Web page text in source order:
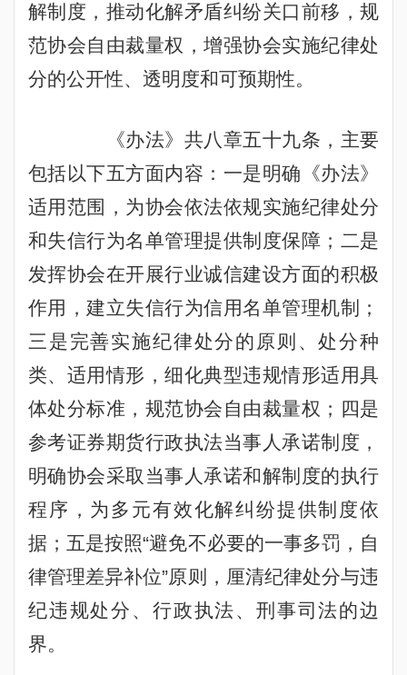
解制度，推动化解矛盾纠纷关口前移，规
范协会自由裁量权，增强协会实施纪律处
分的公开性、透明度和可预期性。
《办法》共八章五十九条，主要
包括以下五方面内容：一是明确《办法》
适用范围，为协会依法依规实施纪律处分
和失信行为名单管理提供制度保障；二是
发挥协会在开展行业诚信建设方面的积极
作用，建立失信行为信用名单管理机制；
三是完善实施纪律处分的原则、处分种
类、适用情形，细化典型违规情形适用具
体处分标准，规范协会自由裁量权；四是
参考证券期货行政执法当事人承诺制度，
明确协会采取当事人承诺和解制度的执行
程序，为多元有效化解纠纷提供制度依
据；五是按照“避免不必要的一事多罚，自
律管理差异补位”原则，厘清纪律处分与违
纪违规处分、行政执法、刑事司法的边
界。